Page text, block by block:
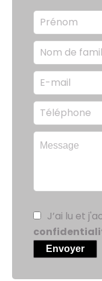
J’ai lu et
Envoyer